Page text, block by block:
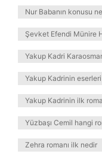
Nur Babanın konusu
Şevket Efendi Münire
Yakup Kadri
Yakup Kadrinin
Yakup Kadrinin ilk
Yüzbaşı Cemil hangi
Zehra romanı ilk nedir